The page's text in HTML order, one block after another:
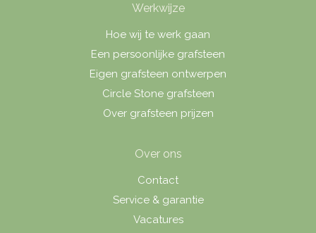
Werkwijze
Hoe wij te werk gaan
Een persoonlijke grafsteen
Eigen grafsteen ontwerpen
Circle Stone grafsteen
Over grafsteen prijzen
Over ons
Contact
Service & garantie
Vacatures